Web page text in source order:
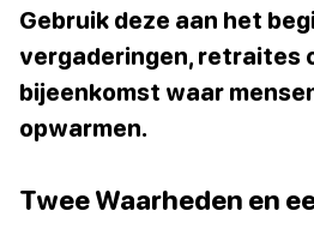
Gebruik deze aan het
vergaderingen, retraites
bijeenkomst waar
opwarmen.
Twee Waarheden en